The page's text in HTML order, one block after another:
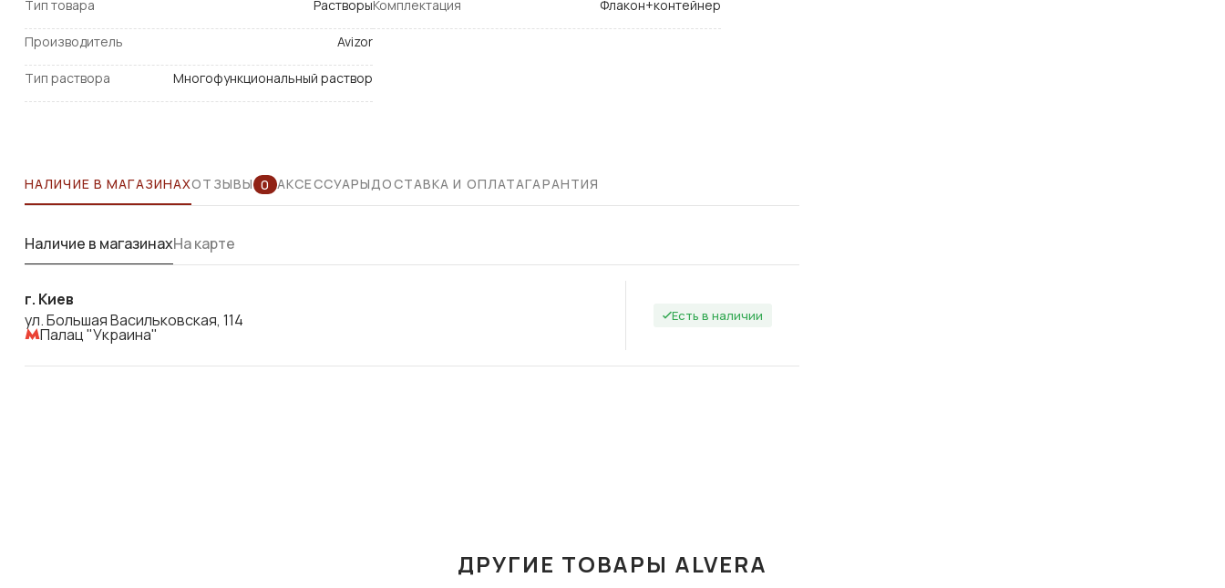
Тип товара Растворы
Производитель Avizor
Тип раствора Многофункциональный раствор
Комплектация Флакон+контейнер
НАЛИЧИЕ В МАГАЗИНАХОТЗЫВЫ 0 АКСЕССУАРЫДОСТАВКА И ОПЛАТАГАРАНТИЯ
Наличие в магазинахНа карте
г. Киев
ул. Большая Васильковская, 114
Палац "Украина"
Есть в наличии
ДРУГИЕ ТОВАРЫ ALVERA